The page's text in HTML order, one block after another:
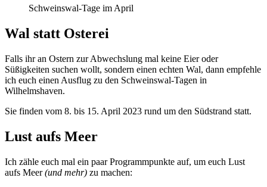
Schweinswal-Tage im April
Wal statt Osterei
Falls ihr an Ostern zur Abwechslung mal keine Eier oder
Süßigkeiten suchen wollt, sondern einen echten Wal, dann empfehle
ich euch einen Ausflug zu den Schweinswal-Tagen in
Wilhelmshaven.
Sie finden vom 8. bis 15. April 2023 rund um den Südstrand statt.
Lust aufs Meer
Ich zähle euch mal ein paar Programmpunkte auf, um euch Lust
aufs Meer(und mehr) zu machen: